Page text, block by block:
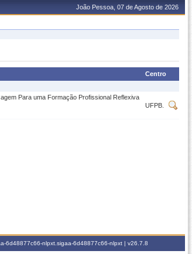
João Pessoa, 07 de Agosto de 2026
Centro
Para uma Formação Profissional Reflexiva
UFPB.
6d48877c66-nlpxt.sigaa-6d48877c66-nlpxt | v26.7.8